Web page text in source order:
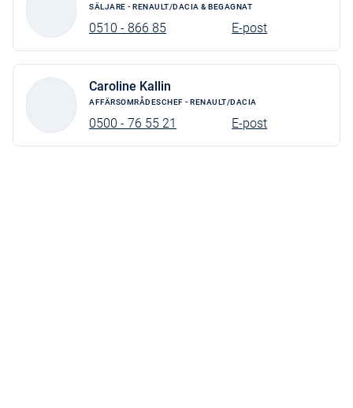
Elhissar bak
SÄLJARE - RENAULT/DACIA & BEGAGNAT
0510 - 866 85 E-post
Caroline Kallin
AFFÄRSOMRÅDESCHEF - RENAULT/DACIA
0500 - 76 55 21 E-post